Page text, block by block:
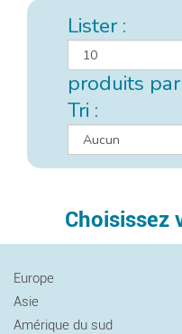
Lister :
produits
Tri :
Choisissez
Europe
Asie
Amérique du sud